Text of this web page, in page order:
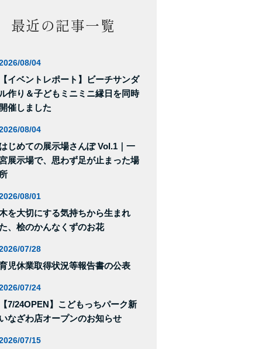
最近の記事一覧
08/04
イベントレポート】ビーチサンダ
作り＆子どもミニミニ縁日を同時
催しました
08/04
じめての展示場さんぽ Vol.1｜一
展示場で、思わず足が止まった場
08/01
を大切にする気持ちから生まれ
、桧のかんなくずのお花
07/28
児休業取得状況等報告書の公表
07/24
7/24OPEN】こどもっちパーク新
なざわ店オープンのお知らせ
07/15